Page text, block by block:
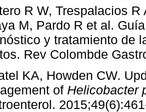
R W, Trespalacios R
M, Pardo R et al.
y tratamiento de
Rev Colombde
KA, Howden CW.
of Helicobacter